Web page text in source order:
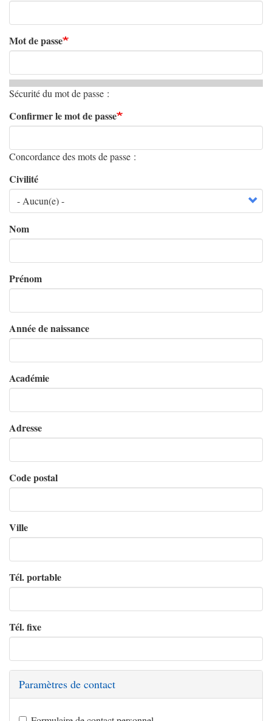
Mot de passe
Sécurité du mot de passe :
Confirmer le mot de passe
Concordance des mots de passe :
Civilité
Nom
Prénom
Année de naissance
Académie
Adresse
Code postal
Ville
Tél. portable
Tél. fixe
Paramètres de contact